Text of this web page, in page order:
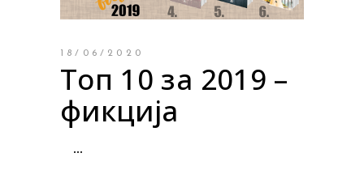
18/06/2020
Топ 10 за 2019 –
фикција